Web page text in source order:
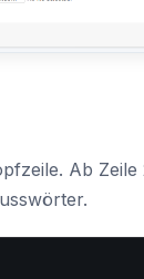
Ab